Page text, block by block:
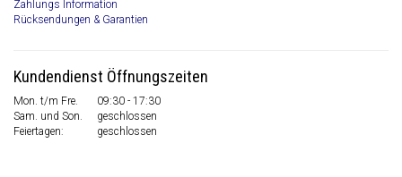
Zahlungs Information
Rücksendungen & Garantien
Kundendienst Öffnungszeiten
Mon. t/m Fre.
09:30 - 17:30
Sam. und Son.
geschlossen
Feiertagen:
geschlossen